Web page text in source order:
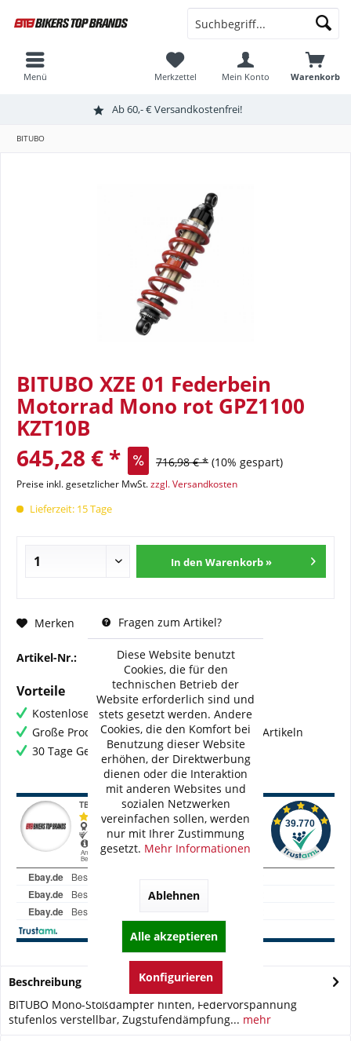
Ab 60,- € Versandkostenfrei!
Warenkorb
Merkzettel Mein Konto
Menü
BITUBO
BITUBO XZE 01 Federbein
Motorrad Mono rot GPZ1100
KZT10B
645,28 € * 716,98 € * (10% gespart)
Preise inkl. gesetzlicher MwSt.zzgl. Versandkosten
Lieferzeit: 15 Tage
In den Warenkorb »
Merken Fragen zum Artikel?
Artikel-Nr.: BI-K0006-XZE01
Vorteile
Kostenloser Versand ab € 60,- Bestellwert
Große Produktauswahl mit mehr als 80.000 Artikeln
30 Tage Geld-Zurück-Garantie
Beschreibung
BITUBO Mono-Stoßdämpfer hinten, Federvorspannung
stufenlos verstellbar, Zugstufendämpfung... mehr
Diese Website benutzt
Cookies, die für den
technischen Betrieb der
Website erforderlich sind und
stets gesetzt werden. Andere
Cookies, die den Komfort bei
Benutzung dieser Website
erhöhen, der Direktwerbung
dienen oder die Interaktion
mit anderen Websites und
sozialen Netzwerken
vereinfachen sollen, werden
nur mit Ihrer Zustimmung
gesetzt. Mehr Informationen
Ablehnen
Alle akzeptieren
Konfigurieren